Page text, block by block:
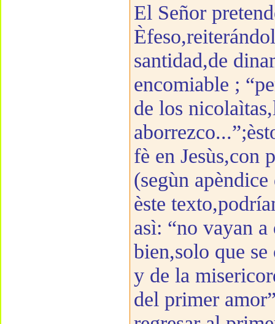
El Señor
santidad,de
encomiable ;
de los
fè en Jesùs,con
(segùn
èste
asì: “no vayan a
bien,solo que
y de la
del primer